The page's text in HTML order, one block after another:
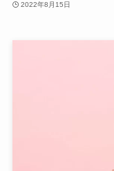
2022年8月15日